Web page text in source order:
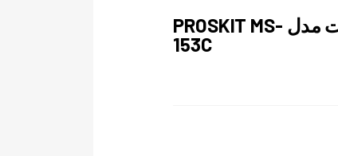
دمنده دستی پروسکیت مدل PROSKIT MS-
153C